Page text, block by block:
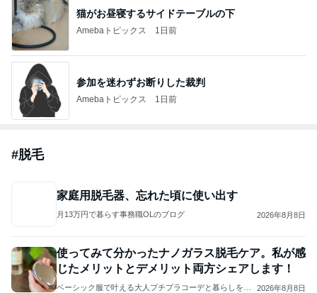
猫がお昼寝するサイドテーブルの下
Amebaトピックス 1日前
参加を迷わずお断りした裁判
Amebaトピックス 1日前
#脱毛
家庭用脱毛器、忘れた頃に使い出す
月13万円で暮らす事務職OLのブログ 2026年8月8日
使ってみて分かったナノガラス脱毛ケア。私が感
じたメリットとデメリット両方シェアします！
ベーシック服で叶える大人プチプラコーデと暮らしを整
2026年8月8日